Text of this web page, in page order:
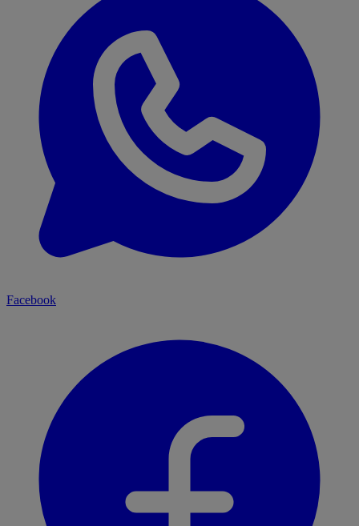
Facebook